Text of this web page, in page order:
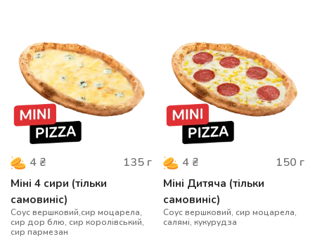
4 ₴ 135 г
Міні 4 сири (тільки
самовиніс)
Соус вершковий,сир моцарела,
сир дор блю, сир королівський,
сир пармезан
4 ₴ 150 г
Міні Дитяча (тільки
самовиніс)
Соус вершковий, сир моцарела,
салямі, кукурудза